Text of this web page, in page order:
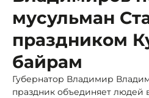
мусульман
праздником
байрам
Губернатор Владимир
праздник объединяет людей